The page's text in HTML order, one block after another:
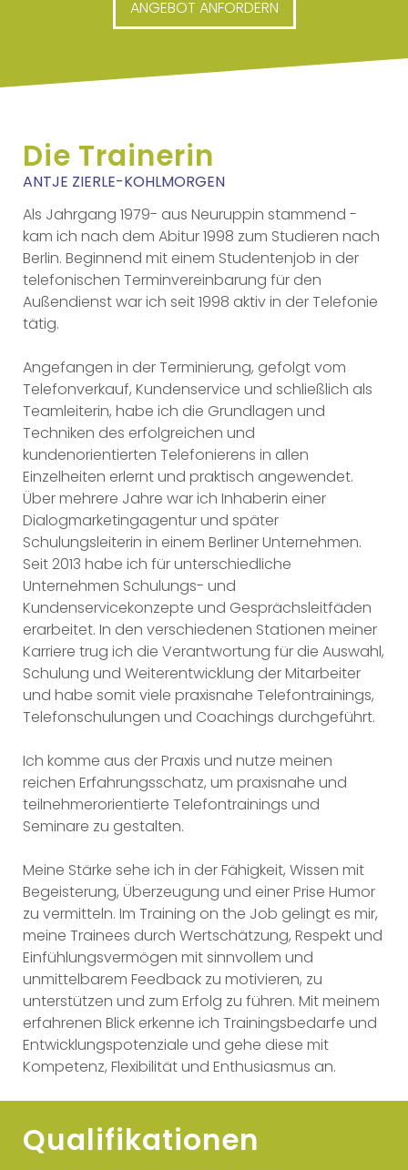
ÜBER MICH
REFERENZEN
KONTAKT
ANGEBOT ANFORDERN
Die Trainerin
ANTJE ZIERLE-KOHLMORGEN
Als Jahrgang 1979- aus Neuruppin stammend -
kam ich nach dem Abitur 1998 zum Studieren nach
Berlin. Beginnend mit einem Studentenjob in der
telefonischen Terminvereinbarung für den
Außendienst war ich seit 1998 aktiv in der Telefonie
tätig.
Angefangen in der Terminierung, gefolgt vom
Telefonverkauf, Kundenservice und schließlich als
Teamleiterin, habe ich die Grundlagen und
Techniken des erfolgreichen und
kundenorientierten Telefonierens in allen
Einzelheiten erlernt und praktisch angewendet.
Über mehrere Jahre war ich Inhaberin einer
Dialogmarketingagentur und später
Schulungsleiterin in einem Berliner Unternehmen.
Seit 2013 habe ich für unterschiedliche
Unternehmen Schulungs- und
Kundenservicekonzepte und Gesprächsleitfäden
erarbeitet. In den verschiedenen Stationen meiner
Karriere trug ich die Verantwortung für die Auswahl,
Schulung und Weiterentwicklung der Mitarbeiter
und habe somit viele praxisnahe Telefontrainings,
Telefonschulungen und Coachings durchgeführt.
Ich komme aus der Praxis und nutze meinen
reichen Erfahrungsschatz, um praxisnahe und
teilnehmerorientierte Telefontrainings und
Seminare zu gestalten.
Meine Stärke sehe ich in der Fähigkeit, Wissen mit
Begeisterung, Überzeugung und einer Prise Humor
zu vermitteln. Im Training on the Job gelingt es mir,
meine Trainees durch Wertschätzung, Respekt und
Einfühlungsvermögen mit sinnvollem und
unmittelbarem Feedback zu motivieren, zu
unterstützen und zum Erfolg zu führen. Mit meinem
erfahrenen Blick erkenne ich Trainingsbedarfe und
Entwicklungspotenziale und gehe diese mit
Kompetenz, Flexibilität und Enthusiasmus an.
Qualifikationen